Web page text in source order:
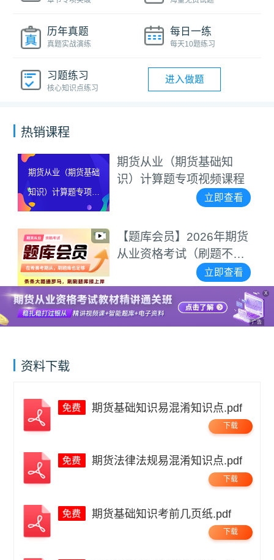
历年真题
真题实战演练
每日一练
每天10题练习
习题练习
核心知识点练习
进入做题
热销课程
期货从业（期货基础
知识）计算题专项视
频课程
期货从业（期货基础知
识）计算题专项视频课程
立即查看
【题库会员】2026年期货
从业资格考试（刷题不用
立即查看
X
广告
资料下载
期货基础知识易混淆知识点.pdf
下载
期货法律法规易混淆知识点.pdf
下载
期货基础知识考前几页纸.pdf
下载